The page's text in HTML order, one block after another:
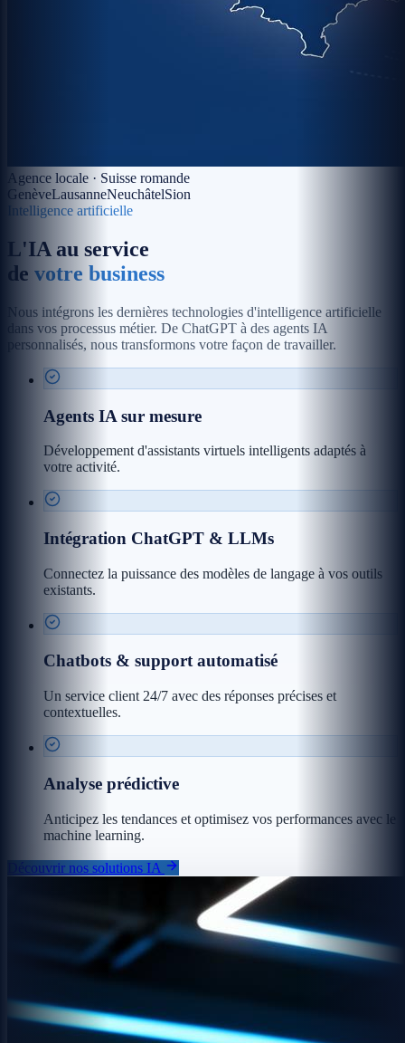
Agence locale · Suisse romande
GenèveLausanneNeuchâtelSion
Intelligence artificielle
L'IA au service
de votre business
Nous intégrons les dernières technologies d'intelligence artificielle
dans vos processus métier. De ChatGPT à des agents IA
personnalisés, nous transformons votre façon de travailler.
Agents IA sur mesure
Développement d'assistants virtuels intelligents adaptés à
votre activité.
Intégration ChatGPT & LLMs
Connectez la puissance des modèles de langage à vos outils
existants.
Chatbots & support automatisé
Un service client 24/7 avec des réponses précises et
contextuelles.
Analyse prédictive
Anticipez les tendances et optimisez vos performances avec le
machine learning.
Découvrir nos solutions IA